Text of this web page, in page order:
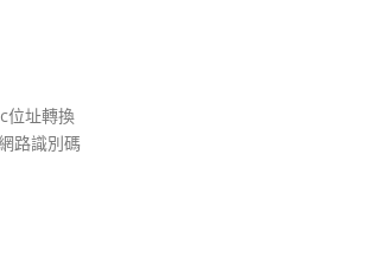
位址轉換
路識別碼